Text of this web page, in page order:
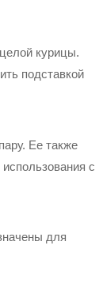
курицы.
подставкой
Ее также
с
для